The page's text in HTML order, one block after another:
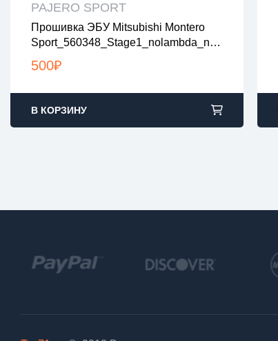
PAJERO SPORT
Прошивка ЭБУ Mitsubishi Montero
Sport_560348_Stage1_nolambda_noe
500₽
все файлы проверены на вирусы
все файлы в архивах zip или rar
загрузка с 9:00-22:00 по Москве
В КОРЗИНУ